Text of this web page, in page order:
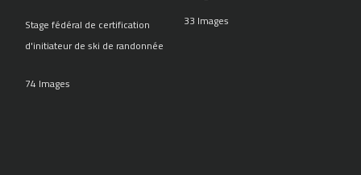
Stage fédéral de certification
d'initiateur de ski de randonnée
74 Images
33 Images